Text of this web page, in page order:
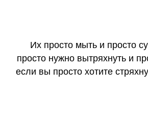
Их просто мыть и просто
просто нужно вытряхнуть и
если вы просто хотите